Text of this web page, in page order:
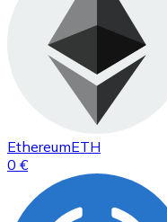
EthereumETH
0 €